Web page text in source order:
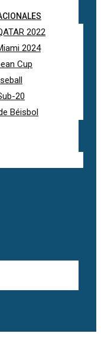
2022
2024
Cup
20
Béisbol